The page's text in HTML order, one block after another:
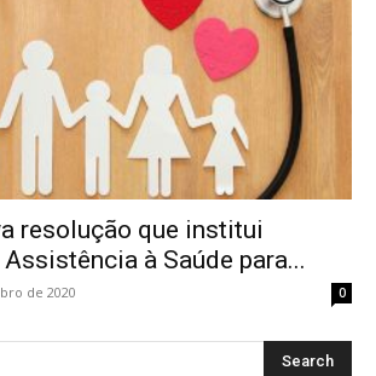
resolução que institui
à Saúde para...
de 2020 0